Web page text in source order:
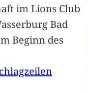
im Lions Club
Bad
Beginn des